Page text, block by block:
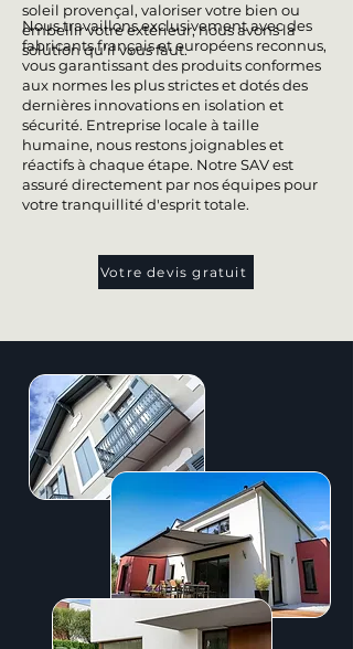
Nous travaillons exclusivement avec des
fabricants français et européens reconnus,
vous garantissant des produits conformes
aux normes les plus strictes et dotés des
dernières innovations en isolation et
sécurité. Entreprise locale à taille
humaine, nous restons joignables et
réactifs à chaque étape. Notre SAV est
assuré directement par nos équipes pour
votre tranquillité d'esprit totale.
Votre devis gratuit
soleil provençal, valoriser votre bien ou
embellir votre extérieur, nous avons la
solution qu'il vous faut.